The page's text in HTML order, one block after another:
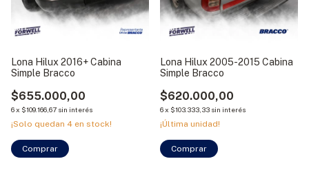
Lona Hilux 2016+ Cabina
Simple Bracco
$655.000,00
6x $109.166,67 sin interés
¡Solo quedan 4 en stock!
Comprar
Lona Hilux 2005-2015 Cabina
Simple Bracco
$620.000,00
6x $103.333,33 sin interés
¡Última unidad!
Comprar